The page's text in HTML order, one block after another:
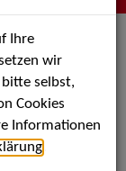
als PDF speichern
Ihre
wir
bitte selbst,
Cookies
Informationen